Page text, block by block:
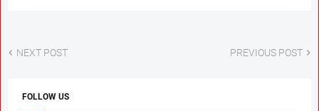
NEXT POST PREVIOUS POST
FOLLOW US